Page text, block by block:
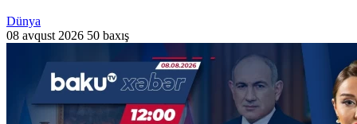
Dünya
08 avqust 2026 50 baxış